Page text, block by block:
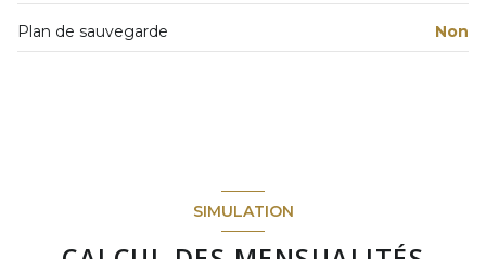
Plan de sauvegarde Non
SIMULATION